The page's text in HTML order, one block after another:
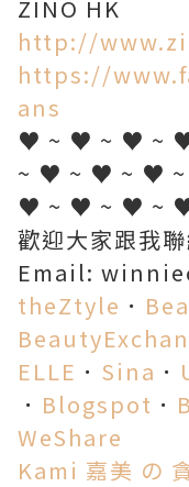
ZINO HK
http://
https://
ans
♥ ~ ♥ ~ ♥ ~
~ ♥ ~ ♥ ~ ♥
♥ ~ ♥ ~ ♥ ~
歡迎大家跟我
Email:
theZtyle ．
ELLE ． Sina ．
． Blogspot ．
WeShare
Kami 嘉美 の